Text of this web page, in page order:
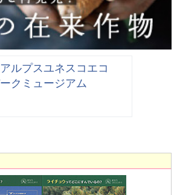
ルプスユネスコエコ
クミュージアム